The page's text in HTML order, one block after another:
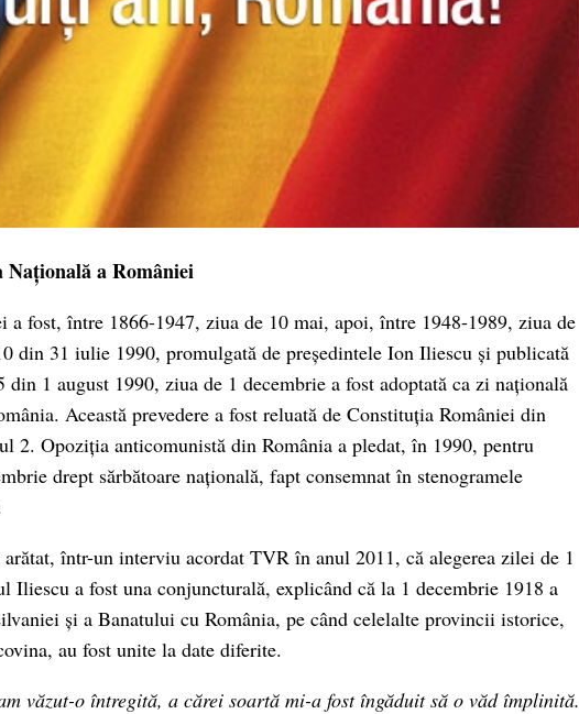
Națională a României
a fost, între 1866-1947, ziua de 10 mai, apoi, între 1948-1989, ziua de
din 31 iulie 1990, promulgată de președintele Ion Iliescu și publicată
1 august 1990, ziua de 1 decembrie a fost adoptată ca zi națională
Această prevedere a fost reluată de Constituția României din
2. Opoziția anticomunistă din România a pledat, în 1990, pentru
drept sărbătoare națională, fapt consemnat în stenogramele
într-un interviu acordat TVR în anul 2011, că alegerea zilei de 1
Iliescu a fost una conjuncturală, explicând că la 1 decembrie 1918 a
și a Banatului cu România, pe când celelalte provincii istorice,
au fost unite la date diferite.
văzut-o întregită, a cărei soartă mi-a fost îngăduit să o văd împlinită.